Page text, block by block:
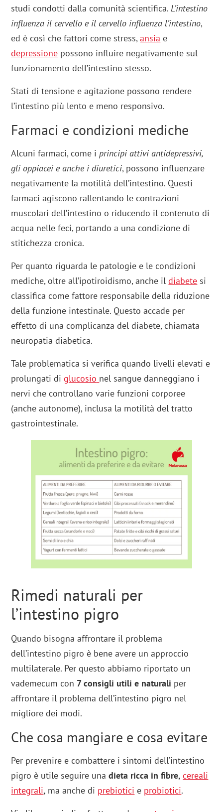
studi condotti dalla comunità scientifica.L’intestino
influenza il cervello e il cervello influenza l’intestino,
ed è così che fattori come stress,ansia e
depressione possono influire negativamente sul
funzionamento dell’intestino stesso.
Stati di tensione e agitazione possono rendere
l’intestino più lento e meno responsivo.
Farmaci e condizioni mediche
Alcuni farmaci, come iprincipi attivi antidepressivi,
gli oppiacei e anche i diuretici, possono influenzare
negativamente la motilità dell’intestino. Questi
farmaci agiscono rallentando le contrazioni
muscolari dell’intestino o riducendo il contenuto di
acqua nelle feci, portando a una condizione di
stitichezza cronica.
Per quanto riguarda le patologie e le condizioni
mediche, oltre all’ipotiroidismo, anche ildiabete si
classifica come fattore responsabile della riduzione
della funzione intestinale. Questo accade per
effetto di una complicanza del diabete, chiamata
neuropatia diabetica.
Tale problematica si verifica quando livelli elevati e
prolungati diglucosio nel sangue danneggiano i
nervi che controllano varie funzioni corporee
(anche autonome), inclusa la motilità del tratto
gastrointestinale.
Rimedi naturali per
l’intestino pigro
Quando bisogna affrontare il problema
dell’intestino pigro è bene avere un approccio
multilaterale. Per questo abbiamo riportato un
vademecum con 7 consigli utili e naturali per
affrontare il problema dell’intestino pigro nel
migliore dei modi.
Che cosa mangiare e cosa evitare
Per prevenire e combattere i sintomi dell’intestino
pigro è utile seguire unadieta ricca in fibre,cereali
integrali, ma anche di prebiotici e probiotici.